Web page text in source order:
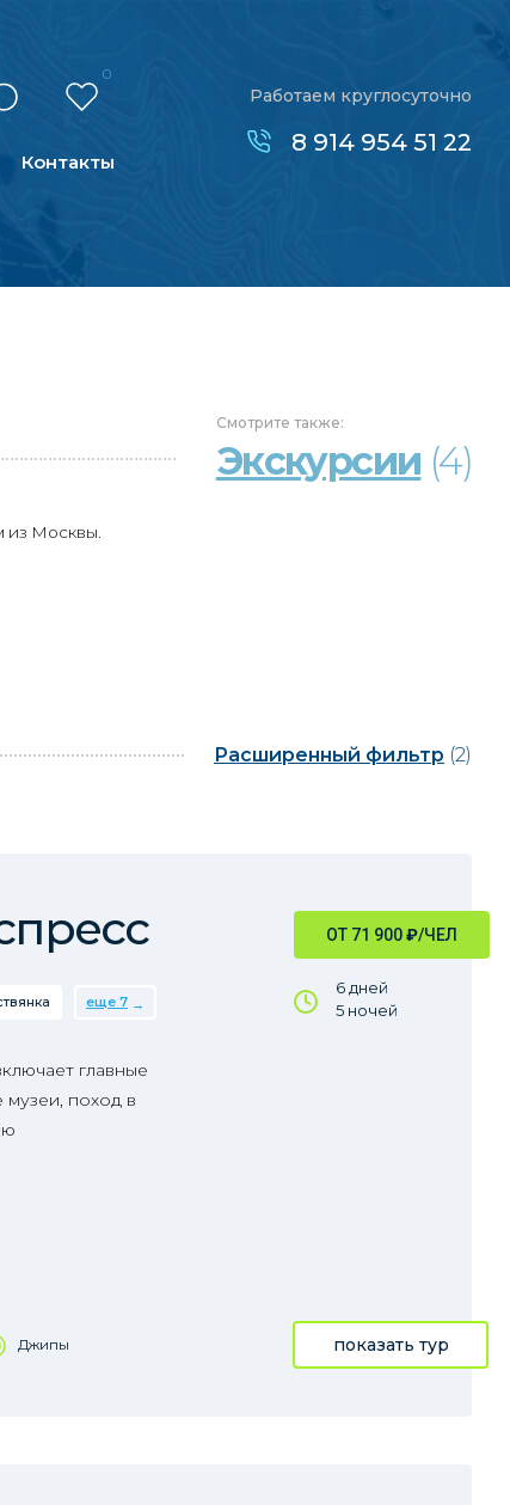
0
Контакты
Работаем круглосуточно
8 914 954 51 22
Смотрите также:
Экскурсии (4)
из Москвы.
Расширенный фильтр (2)
ОТ 71 900₽/ЧЕЛ
6 дней
5 ночей
еще 7
главные
музеи, поход в
Джипы показать тур